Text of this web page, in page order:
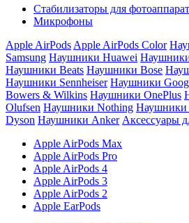
Стабилизаторы для
Микрофоны
Apple AirPods Apple AirPods Color
Samsung Наушники Huawei
Наушники Beats Наушники Bose
Наушники Sennheiser Наушники
Bowers & Wilkins Наушники OnePlus
Olufsen Наушники Nothing Наушники
Dyson Наушники Anker Аксессуары
Apple AirPods Max
Apple AirPods Pro
Apple AirPods 4
Apple AirPods 3
Apple AirPods 2
Apple EarPods